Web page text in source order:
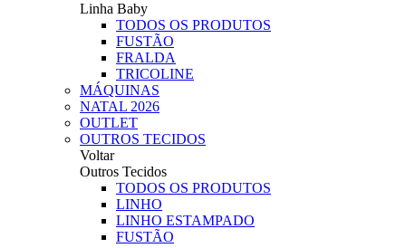
Linha Baby
TODOS OS PRODUTOS
FUSTÃO
FRALDA
TRICOLINE
MÁQUINAS
NATAL 2026
OUTLET
OUTROS TECIDOS
Voltar
Outros Tecidos
TODOS OS PRODUTOS
LINHO
LINHO ESTAMPADO
FUSTÃO